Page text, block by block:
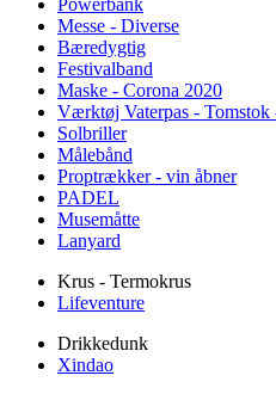
Powerbank
Messe - Diverse
Bæredygtig
Festivalband
Maske - Corona 2020
Værktøj Vaterpas - Tomstok
Solbriller
Målebånd
Proptrækker - vin åbner
PADEL
Musemåtte
Lanyard
Krus - Termokrus
Lifeventure
Drikkedunk
Xindao